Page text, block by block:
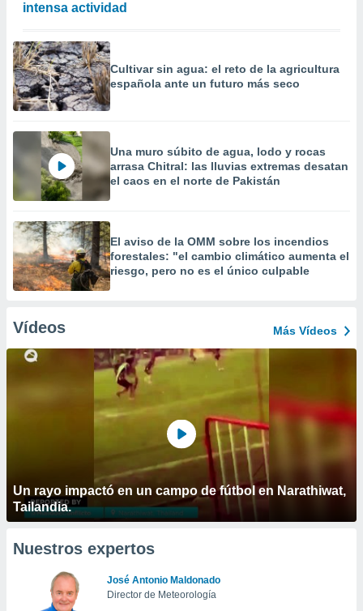
intensa actividad
Cultivar sin agua: el reto de la agricultura
española ante un futuro más seco
Una muro súbito de agua, lodo y rocas
arrasa Chitral: las lluvias extremas desatan
el caos en el norte de Pakistán
El aviso de la OMM sobre los incendios
forestales: "el cambio climático aumenta el
riesgo, pero no es el único culpable
Vídeos Más Vídeos
Un rayo impactó en un campo de fútbol en Narathiwat,
Tailandia.
Nuestros expertos
José Antonio Maldonado
Director de Meteorología